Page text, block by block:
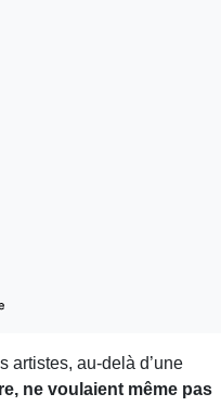
artistes, au-delà d’une
ne voulaient même pas